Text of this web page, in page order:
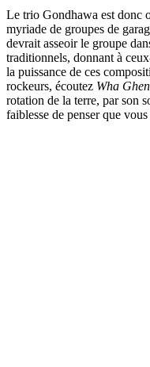
Le trio Gondhawa est donc
myriade de groupes de
devrait asseoir le groupe
traditionnels, donnant à
la puissance de ces
rockeurs, écoutez Wha
rotation de la terre, par son
faiblesse de penser que